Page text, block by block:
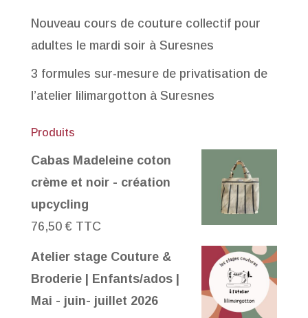
Nouveau cours de couture collectif pour
adultes le mardi soir à Suresnes
3 formules sur-mesure de privatisation de
l’atelier lilimargotton à Suresnes
Produits
Cabas Madeleine coton
crème et noir - création
upcycling
76,50 € TTC
Atelier stage Couture &
Broderie | Enfants/ados |
Mai - juin- juillet 2026